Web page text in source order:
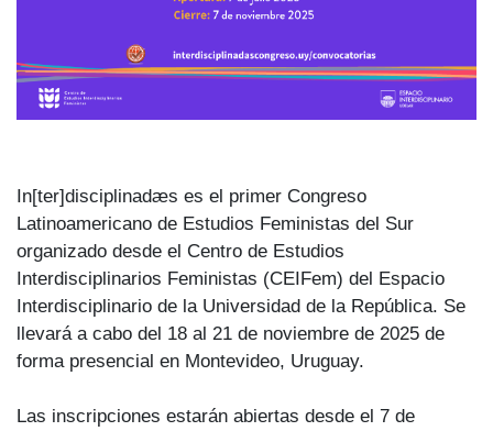
In[ter]disciplinadæs es el primer Congreso
Latinoamericano de Estudios Feministas del Sur
organizado desde el Centro de Estudios
Interdisciplinarios Feministas (CEIFem) del Espacio
Interdisciplinario de la Universidad de la República. Se
llevará a cabo del 18 al 21 de noviembre de 2025 de
forma presencial en Montevideo, Uruguay.
Las inscripciones estarán abiertas desde el 7 de